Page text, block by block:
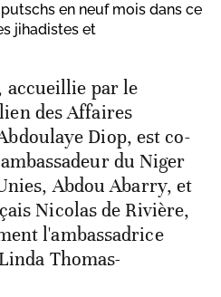
en neuf mois dans ce
jihadistes et
accueillie par le
des Affaires
Diop, est co-
du Niger
Abdou Abarry, et
Nicolas de Rivière,
l'ambassadrice
Thomas-